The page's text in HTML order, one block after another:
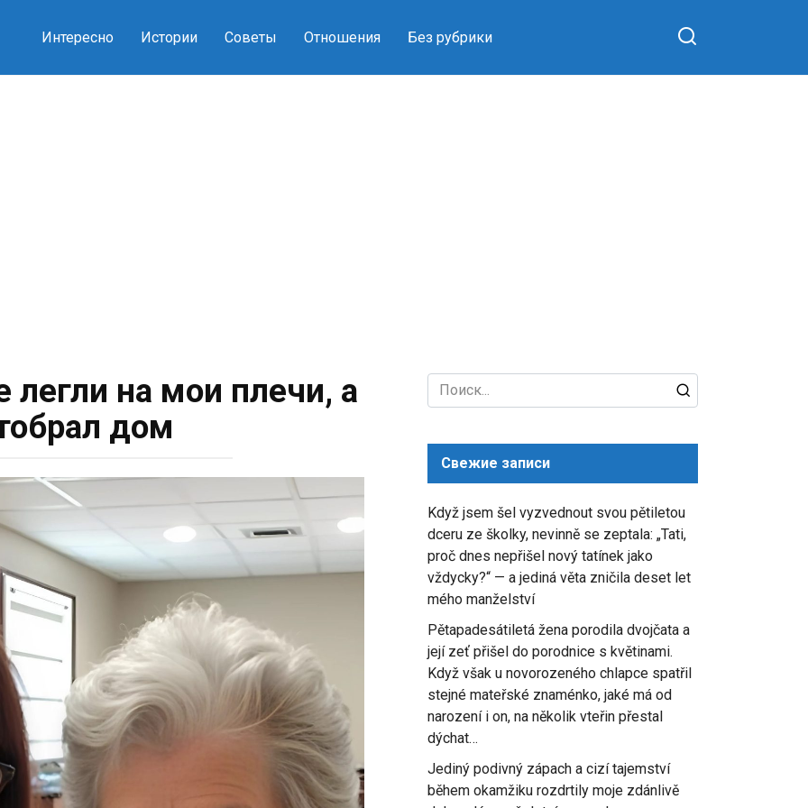
Интересно Истории Советы Отношения Без рубрики
на мои плечи, а
дом
Search
for:
Свежие записи
Když jsem šel vyzvednout svou pětiletou
dceru ze školky, nevinně se zeptala: „Tati,
proč dnes nepřišel nový tatínek jako
vždycky?“ — a jediná věta zničila deset let
mého manželství
Pětapadesátiletá žena porodila dvojčata a
její zeť přišel do porodnice s květinami.
Když však u novorozeného chlapce spatřil
stejné mateřské znaménko, jaké má od
narození i on, na několik vteřin přestal
dýchat…
Jediný podivný zápach a cizí tajemství
během okamžiku rozdrtily moje zdánlivě